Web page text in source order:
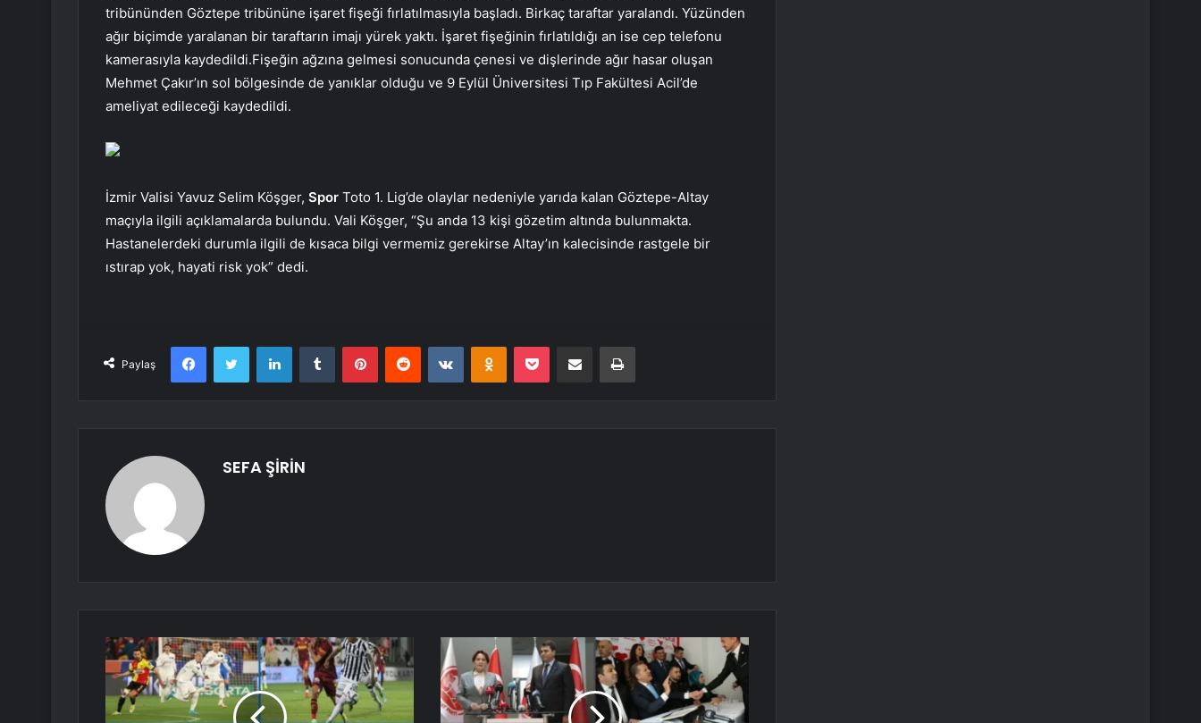
tribününden Göztepe tribününe işaret fişeği fırlatılmasıyla başladı. Birkaç taraftar yaralandı. Yüzünden
ağır biçimde yaralanan bir taraftarın imajı yürek yaktı. İşaret fişeğinin fırlatıldığı an ise cep telefonu
kamerasıyla kaydedildi.Fişeğin ağzına gelmesi sonucunda çenesi ve dişlerinde ağır hasar oluşan
Mehmet Çakır’ın sol bölgesinde de yanıklar olduğu ve 9 Eylül Üniversitesi Tıp Fakültesi Acil’de
ameliyat edileceği kaydedildi.
İzmir Valisi Yavuz Selim Köşger, Spor Toto 1. Lig’de olaylar nedeniyle yarıda kalan Göztepe-Altay
maçıyla ilgili açıklamalarda bulundu. Vali Köşger, “Şu anda 13 kişi gözetim altında bulunmakta.
Hastanelerdeki durumla ilgili de kısaca bilgi vermemiz gerekirse Altay’ın kalecisinde rastgele bir
ıstırap yok, hayati risk yok” dedi.
Paylaş
FacebookTwitter LinkedInTumblr PinterestReddit VKontakteOdnoklassniki
Pocket E-Posta ile paylaş Yazdır
SEFA ŞİRİN